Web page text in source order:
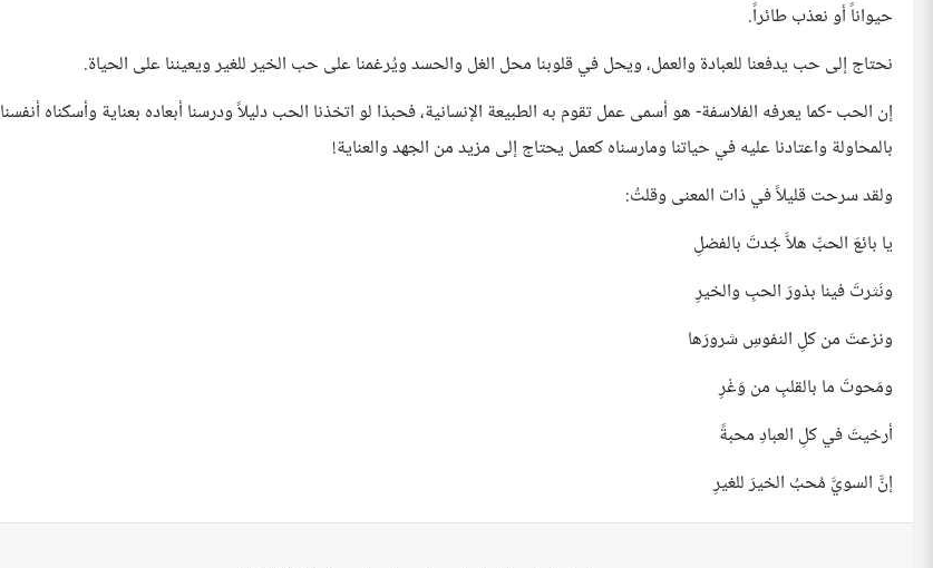
حيواناً أو نعذب طائراً.
نحتاج إلى حب يدفعنا للعبادة والعمل، ويحل في قلوبنا محل الغل والحسد ويُرغمنا على حب الخير للغير ويعيننا على الحياة.
إن الحب -كما يعرفه الفلاسفة- هو أسمى عمل تقوم به الطبيعة الإنسانية، فحبذا لو اتخذنا الحب دليلاً ودرسنا أبعاده بعناية وأسكناه أنفسنا
بالمحاولة واعتادنا عليه في حياتنا ومارسناه كعمل يحتاج إلى مزيد من الجهد والعناية!
ولقد سرحت قليلاً في ذات المعنى وقلتُ:
يا بائعَ الحبِّ هلاَّ جُدتَ بالفضلِ
ونَثرتَ فينا بذورَ الحبِ والخيرِ
ونزعتَ من كلِ النفوسِ شرورَها
ومَحوتَ ما بالقلبِ من وَغْرِ
أرخيتَ في كلِ العبادِ محبةً
إنَّ السويَّ مُحبُ الخيرَ للغيرِ